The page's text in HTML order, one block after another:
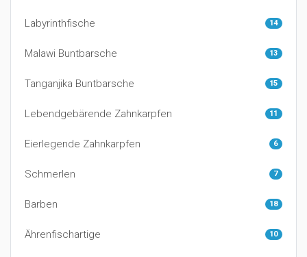
Labyrinthfische 14
Malawi Buntbarsche 13
Tanganjika Buntbarsche 15
Lebendgebärende Zahnkarpfen 11
Eierlegende Zahnkarpfen 6
Schmerlen 7
Barben 18
Ährenfischartige 10